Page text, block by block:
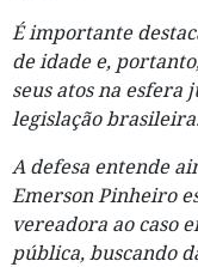
É importante
de idade e,
seus atos na
legislação
A defesa entende
Emerson Pinheiro
vereadora ao caso
pública, buscando